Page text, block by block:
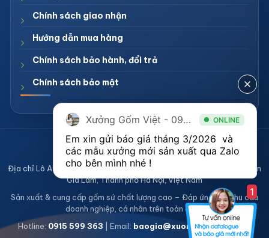
Chính sách giao nhận
Hướng dẫn mua hàng
Chính sách bảo hành, đổi trả
Chính sách bảo mật
CÔNG TY TNHH XƯỞNG GỐM VIỆT
Mã số thuế 0108836921
Địa chỉ Lô A2, Khu sản xuất làng nghề Bát Tràng, Xã Bát Tràng, Huyện
Gia Lâm, Thành phố Hà Nội, Việt Nam
Sản xuất & cung cấp gốm sứ chất lượng cao – Đáp ứng mọi nhu cầu
doanh nghiệp, cá nhân trên toàn quốc
Hotline: 0915 599 363 | Email: baogia@xuonggomviet.com
Xưởng Gốm Việt - 094.1900.823 ONLINE
Em xin gửi báo giá tháng 3/2026  và
các mẫu xưởng mới sản xuất qua Zalo
cho bên mình nhé !
1